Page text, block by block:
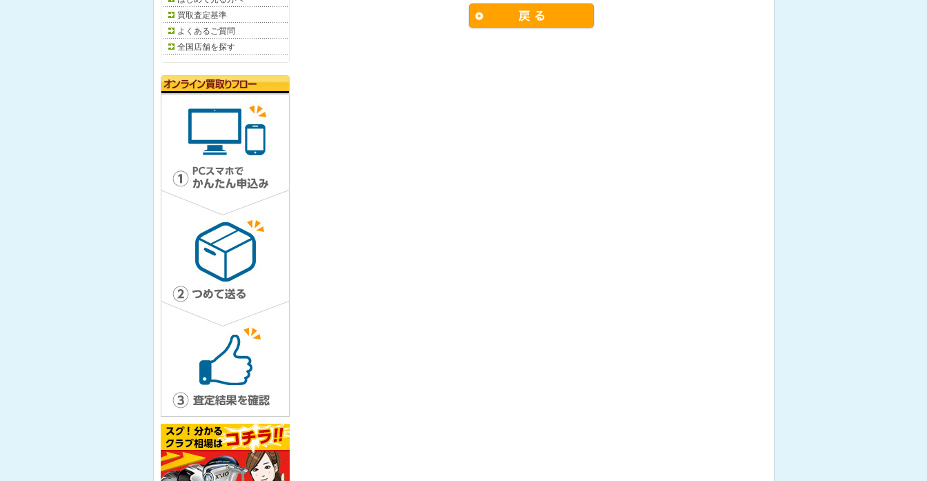
買取査定基準
よくあるご質問
全国店舗を探す